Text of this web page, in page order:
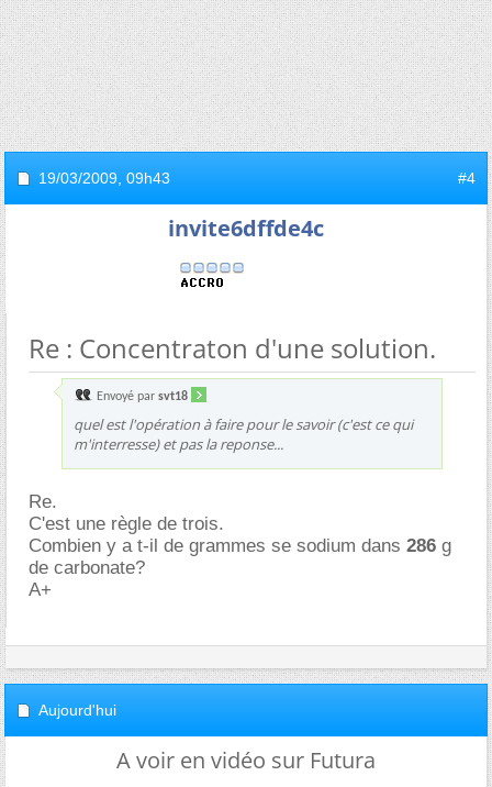
19/03/2009, 09h43 #4
invite6dffde4c
Re : Concentraton d'une solution.
Envoyé par svt18
quel est l'opération à faire pour le savoir (c'est ce qui
m'interresse) et pas la reponse...
Re.
C'est une règle de trois.
Combien y a t-il de grammes se sodium dans 286 g
de carbonate?
A+
Aujourd'hui
A voir en vidéo sur Futura